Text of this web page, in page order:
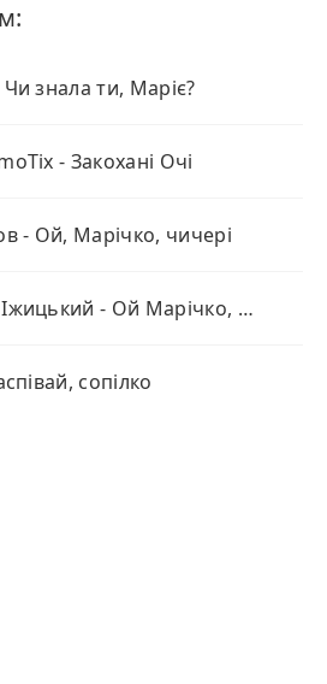
знала ти, Маріє?
- Закохані Очі
- Ой, Марічко, чичері
Володимир Іжицький - Ой Марічко, чичері
сопілко